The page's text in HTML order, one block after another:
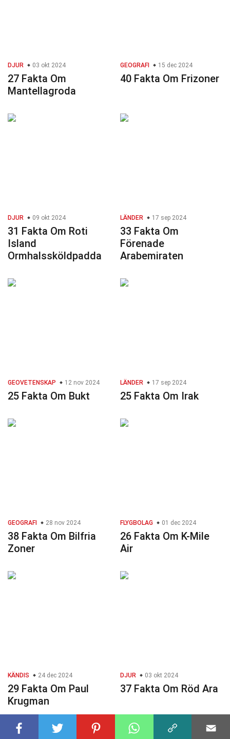
DJUR 03 okt 2024
27 Fakta Om
Mantellagroda
GEOGRAFI 15 dec 2024
40 Fakta Om Frizoner
DJUR 09 okt 2024
31 Fakta Om Roti
Island
Ormhalssköldpadda
LÄNDER 17 sep 2024
33 Fakta Om
Förenade
Arabemiraten
GEOVETENSKAP 12 nov 2024
25 Fakta Om Bukt
LÄNDER 17 sep 2024
25 Fakta Om Irak
GEOGRAFI 28 nov 2024
38 Fakta Om Bilfria
Zoner
FLYGBOLAG 01 dec 2024
26 Fakta Om K-Mile
Air
KÄNDIS 24 dec 2024
29 Fakta Om Paul
Krugman
DJUR 03 okt 2024
37 Fakta Om Röd Ara